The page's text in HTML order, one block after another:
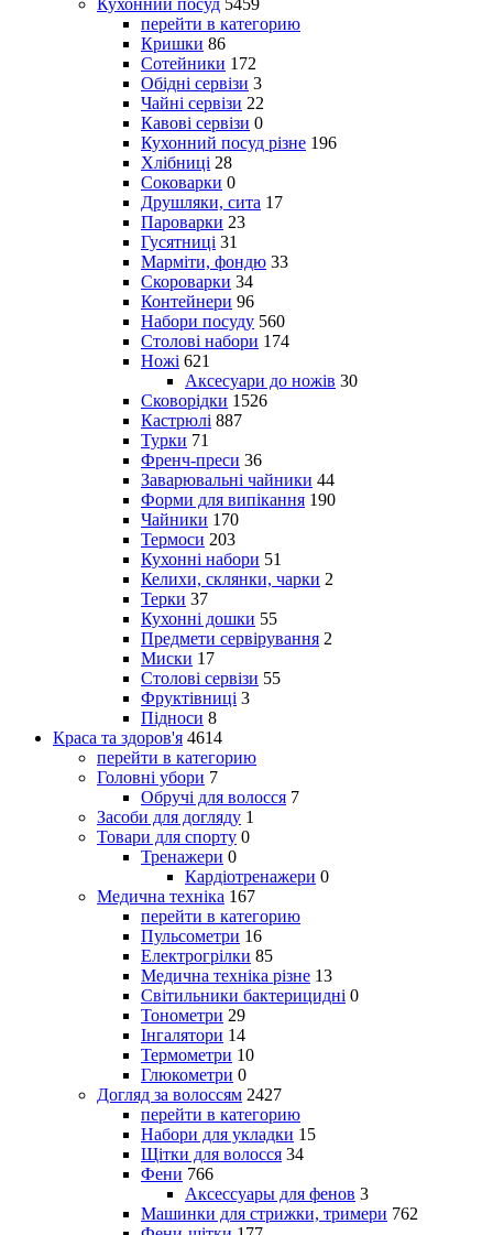
Кухонний посуд 5459
перейти в категорию
Кришки 86
Сотейники 172
Обідні сервізи 3
Чайні сервізи 22
Кавові сервізи 0
Кухонний посуд різне 196
Хлібниці 28
Соковарки 0
Друшляки, сита 17
Пароварки 23
Гусятниці 31
Марміти, фондю 33
Скороварки 34
Контейнери 96
Набори посуду 560
Столові набори 174
Ножі 621
Аксесуари до ножів 30
Сковорідки 1526
Кастрюлі 887
Турки 71
Френч-преси 36
Заварювальні чайники 44
Форми для випікання 190
Чайники 170
Термоси 203
Кухонні набори 51
Келихи, склянки, чарки 2
Терки 37
Кухонні дошки 55
Предмети сервірування 2
Миски 17
Столові сервізи 55
Фруктівниці 3
Підноси 8
Краса та здоров'я 4614
перейти в категорию
Головні убори 7
Обручі для волосся 7
Засоби для догляду 1
Товари для спорту 0
Тренажери 0
Кардіотренажери 0
Медична техніка 167
перейти в категорию
Пульсометри 16
Електрогрілки 85
Медична техніка різне 13
Світильники бактерицидні 0
Тонометри 29
Інгалятори 14
Термометри 10
Глюкометри 0
Догляд за волоссям 2427
перейти в категорию
Набори для укладки 15
Щітки для волосся 34
Фени 766
Аксессуары для фенов 3
Машинки для стрижки, тримери 762